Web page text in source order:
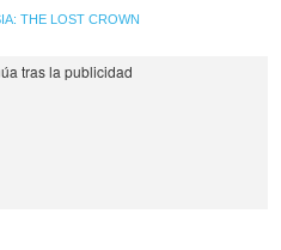
THE LOST CROWN